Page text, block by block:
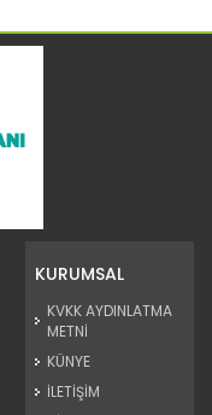
KURUMSAL
KVKK AYDINLATMA
METNİ
KÜNYE
İLETİŞİM